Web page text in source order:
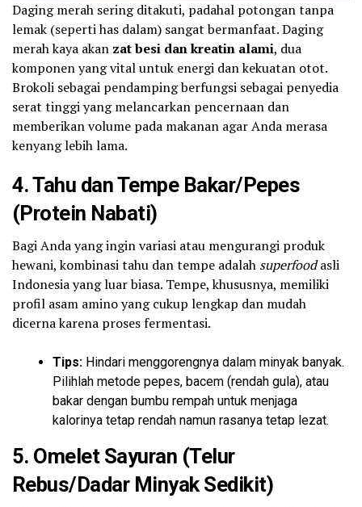
Daging merah sering ditakuti, padahal potongan tanpa
lemak (seperti has dalam) sangat bermanfaat. Daging
merah kaya akan zat besi dan kreatin alami, dua
komponen yang vital untuk energi dan kekuatan otot.
Brokoli sebagai pendamping berfungsi sebagai penyedia
serat tinggi yang melancarkan pencernaan dan
memberikan volume pada makanan agar Anda merasa
kenyang lebih lama.
4. Tahu dan Tempe Bakar/Pepes
(Protein Nabati)
Bagi Anda yang ingin variasi atau mengurangi produk
hewani, kombinasi tahu dan tempe adalah superfoodasli
Indonesia yang luar biasa. Tempe, khususnya, memiliki
profil asam amino yang cukup lengkap dan mudah
dicerna karena proses fermentasi.
Tips: Hindari menggorengnya dalam minyak banyak.
Pilihlah metode pepes, bacem (rendah gula), atau
bakar dengan bumbu rempah untuk menjaga
kalorinya tetap rendah namun rasanya tetap lezat.
5. Omelet Sayuran (Telur
Rebus/Dadar Minyak Sedikit)